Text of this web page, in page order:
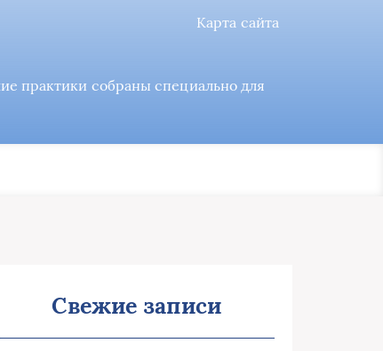
Карта сайта
практики собраны специально для
Свежие записи